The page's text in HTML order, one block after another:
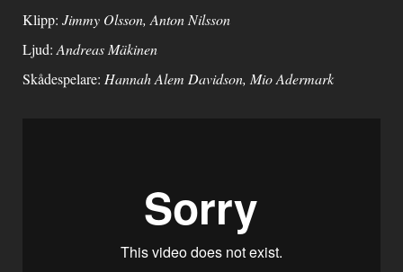
Klipp: Jimmy Olsson, Anton Nilsson
Ljud: Andreas Mäkinen
Skådespelare: Hannah Alem Davidson, Mio Adermark